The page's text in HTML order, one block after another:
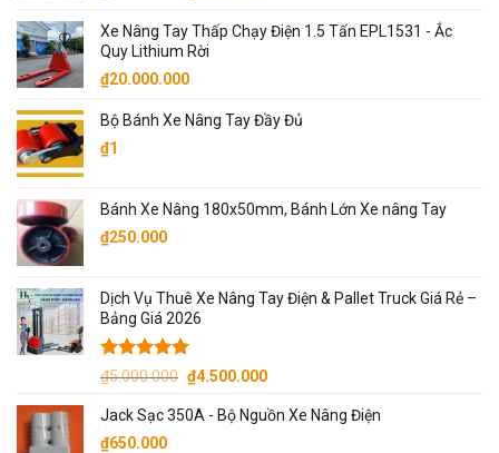
là:
₫5.300.000.
tại
Xe Nâng Tay Thấp Chạy Điện 1.5 Tấn EPL1531 - Ắc
Quy Lithium Rời
₫20.000.000
Bộ Bánh Xe Nâng Tay Đầy Đủ
₫1
Bánh Xe Nâng 180x50mm, Bánh Lớn Xe nâng Tay
₫250.000
Dịch Vụ Thuê Xe Nâng Tay Điện & Pallet Truck Giá Rẻ –
Bảng Giá 2026
Được xếp
5 sao
₫5.000.000 Giá
là:
₫4.500.000Giá
tại
Jack Sạc 350A - Bộ Nguồn Xe Nâng Điện
₫650.000